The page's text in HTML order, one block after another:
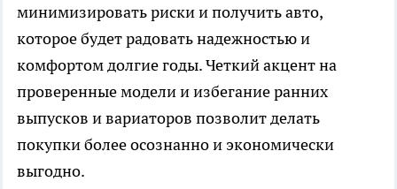
минимизировать риски и получить авто,
которое будет радовать надежностью и
комфортом долгие годы. Четкий акцент на
проверенные модели и избегание ранних
выпусков и вариаторов позволит делать
покупки более осознанно и экономически
выгодно.